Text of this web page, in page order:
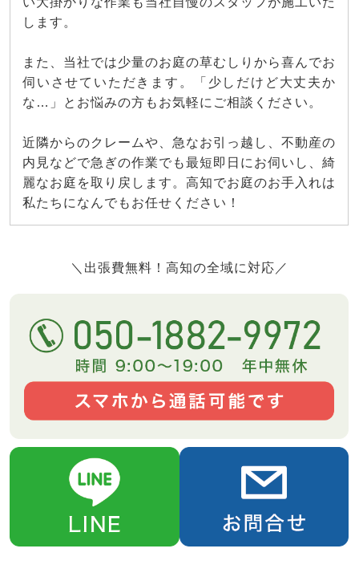
します。
また、当社では少量のお庭の草むしりから喜んでお
伺いさせていただきます。「少しだけど大丈夫か
な…」とお悩みの方もお気軽にご相談ください。
近隣からのクレームや、急なお引っ越し、不動産の
内見などで急ぎの作業でも最短即日にお伺いし、綺
麗なお庭を取り戻します。高知でお庭のお手入れは
私たちになんでもお任せください！
＼出張費無料！高知の全域に対応／